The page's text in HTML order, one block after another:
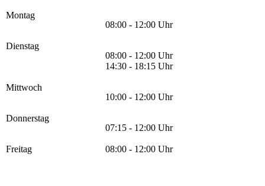
Montag
08:00 - 12:00 Uhr
Dienstag
08:00 - 12:00 Uhr
14:30 - 18:15 Uhr
Mittwoch
10:00 - 12:00 Uhr
Donnerstag
07:15 - 12:00 Uhr
Freitag 08:00 - 12:00 Uhr